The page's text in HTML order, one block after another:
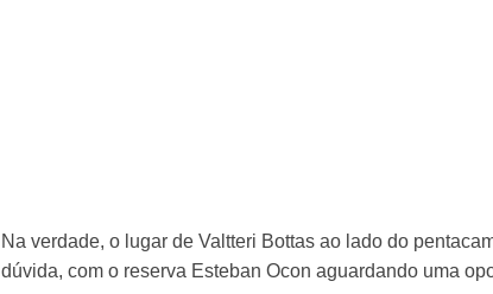
Na verdade, o lugar de Valtteri Bottas ao lado do
dúvida, com o reserva Esteban Ocon aguardando uma